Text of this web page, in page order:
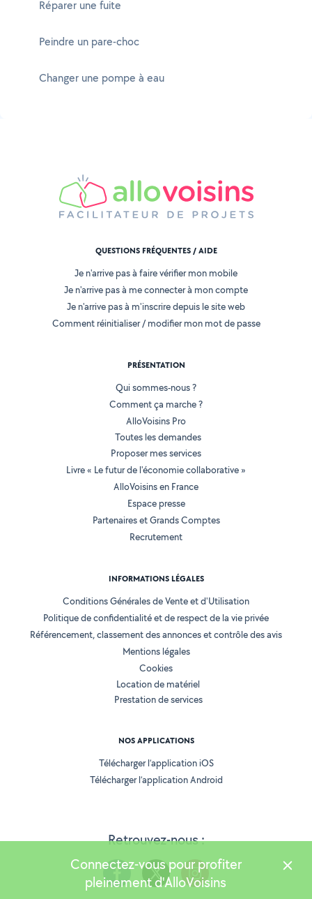
Réparer une fuite
Peindre un pare-choc
Changer une pompe à eau
Retrouvez-nous :
QUESTIONS FRÉQUENTES / AIDE
Je n'arrive pas à faire vérifier mon mobile
Je n'arrive pas à me connecter à mon compte
Je n'arrive pas à m'inscrire depuis le site web
Comment réinitialiser / modifier mon mot de passe
PRÉSENTATION
Qui sommes-nous ?
Comment ça marche ?
AlloVoisins Pro
Toutes les demandes
Proposer mes services
Livre « Le futur de l'économie collaborative »
AlloVoisins en France
Espace presse
Partenaires et Grands Comptes
Recrutement
INFORMATIONS LÉGALES
Conditions Générales de Vente et d'Utilisation
Politique de confidentialité et de respect de la vie privée
Référencement, classement des annonces et contrôle des avis
Mentions légales
Cookies
Location de matériel
Prestation de services
NOS APPLICATIONS
Télécharger l’application iOS
Télécharger l’application Android
Connectez-vous pour profiter
pleinement d'AlloVoisins